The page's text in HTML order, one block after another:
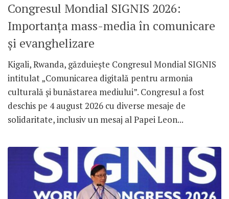
Congresul Mondial SIGNIS 2026:
Importanța mass-media în comunicare
și evanghelizare
Kigali, Rwanda, găzduiește Congresul Mondial SIGNIS
intitulat „Comunicarea digitală pentru armonia
culturală și bunăstarea mediului”. Congresul a fost
deschis pe 4 august 2026 cu diverse mesaje de
solidaritate, inclusiv un mesaj al Papei Leon...